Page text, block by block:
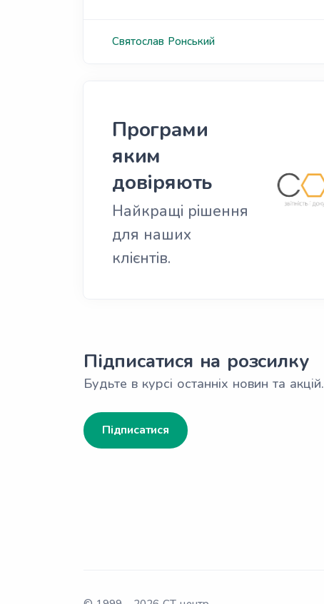
Святослав Ронський
Програми
яким
довіряють
Найкращі рішення
для наших
клієнтів.
Підписатися на розсилку
Будьте в курсі останніх новин та акцій.
Підписатися